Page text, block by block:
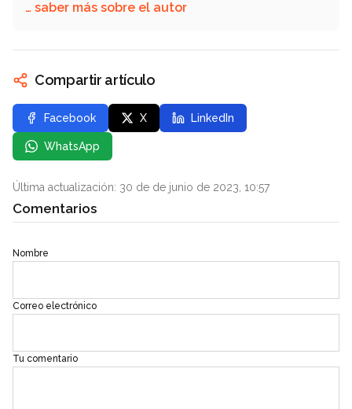
… saber más sobre el autor
Compartir artículo
Facebook X LinkedIn
WhatsApp
Última actualización: 30 de de junio de 2023, 10:57
Comentarios
Nombre
Correo electrónico
Tu comentario